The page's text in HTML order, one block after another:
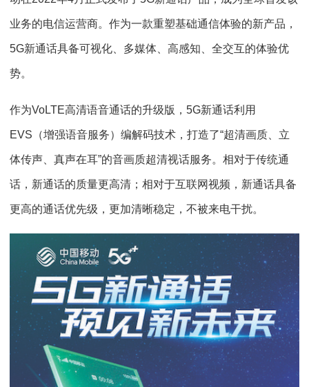
业务的电信运营商。作为一款重塑基础通信体验的新产品，
5G新通话具备可视化、多媒体、高感知、全交互的体验优
势。
作为VoLTE高清语音通话的升级版，5G新通话利用
EVS（增强语音服务）编解码技术，打造了“超清画质、立
体传声、真声在耳”的音画质超清视话服务。相对于传统通
话，新通话的质量更高清；相对于互联网视频，新通话具备
更高的通话优先级，更加清晰稳定，不被来电干扰。